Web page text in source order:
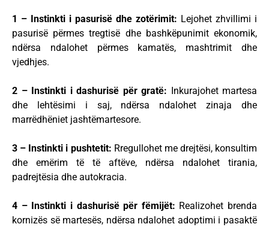
1 – Instinkti i pasurisë dhe zotërimit: Lejohet zhvillimi i
pasurisë përmes tregtisë dhe bashkëpunimit ekonomik,
ndërsa ndalohet përmes kamatës, mashtrimit dhe
vjedhjes.
2 – Instinkti i dashurisë për gratë: Inkurajohet martesa
dhe lehtësimi i saj, ndërsa ndalohet zinaja dhe
marrëdhëniet jashtëmartesore.
3 – Instinkti i pushtetit: Rregullohet me drejtësi, konsultim
dhe emërim të të aftëve, ndërsa ndalohet tirania,
padrejtësia dhe autokracia.
4 – Instinkti i dashurisë për fëmijët: Realizohet brenda
kornizës së martesës, ndërsa ndalohet adoptimi i pasaktë